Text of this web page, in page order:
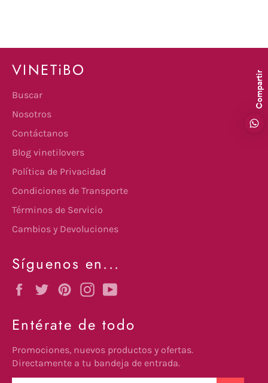
VINETiBO
Buscar
Nosotros
Contáctanos
Blog vinetilovers
Política de Privacidad
Condiciones de Transporte
Términos de Servicio
Cambios y Devoluciones
Síguenos en...
FacebookTwitterPinterestInstagram
Entérate de todo
Promociones, nuevos productos y ofertas.
Directamente a tu bandeja de entrada.
Compartir